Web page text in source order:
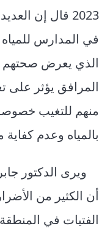
2023 قال إن
في المدارس
الذي يعرض صحتهم
المرافق يؤثر على
منهم للتغيب
بالمياه وعدم
ويرى الدكتور
أن الكثير من
الفتيات في